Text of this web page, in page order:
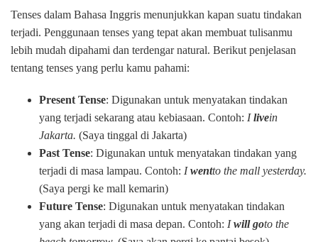
Tenses dalam Bahasa Inggris menunjukkan kapan suatu tindakan
terjadi. Penggunaan tenses yang tepat akan membuat tulisanmu
lebih mudah dipahami dan terdengar natural. Berikut penjelasan
tentang tenses yang perlu kamu pahami:
Present Tense: Digunakan untuk menyatakan tindakan
yang terjadi sekarang atau kebiasaan. Contoh: Ilivein
Jakarta. (Saya tinggal di Jakarta)
Past Tense: Digunakan untuk menyatakan tindakan yang
terjadi di masa lampau. Contoh: Iwentto the mall yesterday.
(Saya pergi ke mall kemarin)
Future Tense: Digunakan untuk menyatakan tindakan
yang akan terjadi di masa depan. Contoh: Iwill goto the